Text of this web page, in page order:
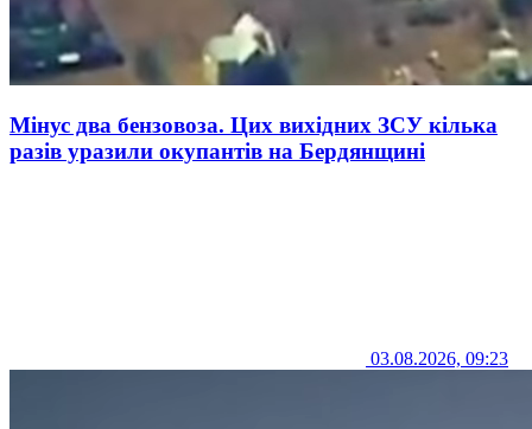
Мінус два бензовоза. Цих вихідних ЗСУ кілька
разів уразили окупантів на Бердянщині
03.08.2026, 09:23